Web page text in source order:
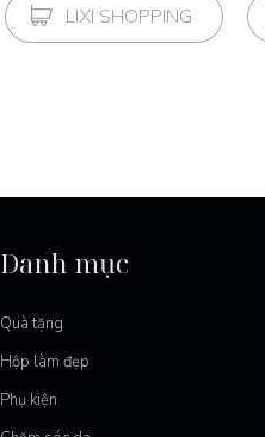
LIXI SHOPPING
Danh mục
Quà tặng
Hộp làm đẹp
Phụ kiện